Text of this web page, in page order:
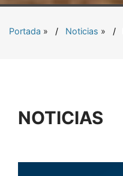
Portada » Noticias »
NOTICIAS